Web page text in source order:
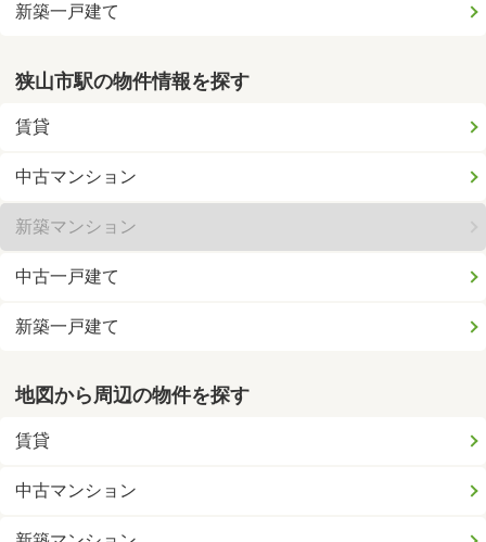
新築一戸建て
狭山市駅の物件情報を探す
賃貸
中古マンション
新築マンション
中古一戸建て
新築一戸建て
地図から周辺の物件を探す
賃貸
中古マンション